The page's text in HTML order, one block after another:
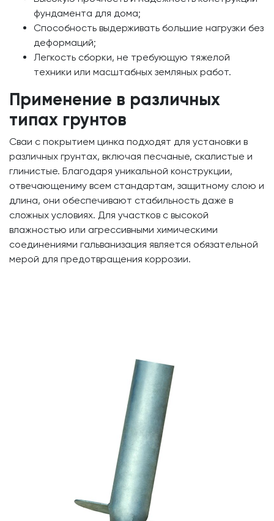
фундамента для дома;
Способность выдерживать большие нагрузки без
деформаций;
Легкость сборки, не требующую тяжелой
техники или масштабных земляных работ.
Применение в различных
типах грунтов
Сваи с покрытием цинка подходят для установки в
различных грунтах, включая песчаные, скалистые и
глинистые. Благодаря уникальной конструкции,
отвечающениму всем стандартам, защитному слою и
длина, они обеспечивают стабильность даже в
сложных условиях. Для участков с высокой
влажностью или агрессивными химическими
соединениями гальванизация является обязательной
мерой для предотвращения коррозии.